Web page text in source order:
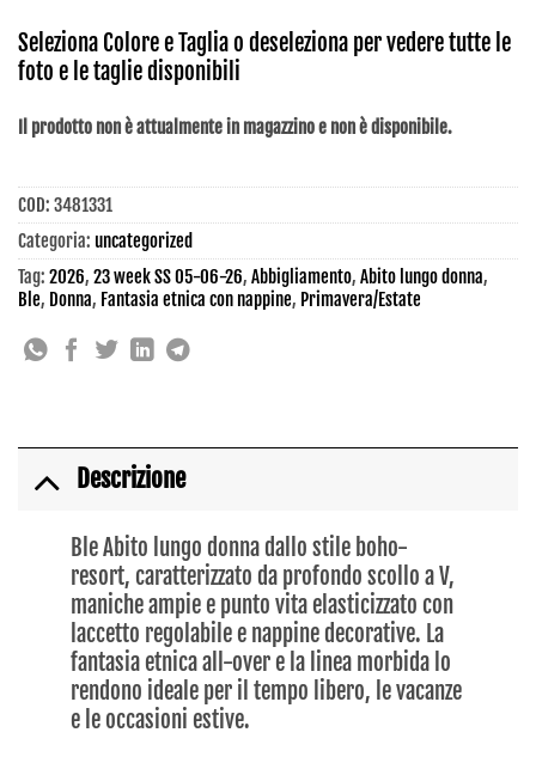
Seleziona Colore e Taglia o deseleziona per vedere tutte le
foto e le taglie disponibili
Il prodotto non è attualmente in magazzino e non è disponibile.
COD: 3481331
Categoria: uncategorized
Tag: 2026, 23 week SS 05-06-26, Abbigliamento, Abito lungo donna,
Ble, Donna, Fantasia etnica con nappine, Primavera/Estate
Descrizione
Ble Abito lungo donna dallo stile boho-
resort, caratterizzato da profondo scollo a V,
maniche ampie e punto vita elasticizzato con
laccetto regolabile e nappine decorative. La
fantasia etnica all-over e la linea morbida lo
rendono ideale per il tempo libero, le vacanze
e le occasioni estive.